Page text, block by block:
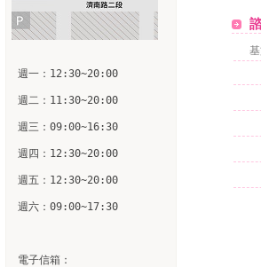
週一：12:30~20:00
週二：11:30~20:00
週三：09:00~16:30
週四：12:30~20:00
週五：12:30~20:00
週六：09:00~17:30
電子信箱：